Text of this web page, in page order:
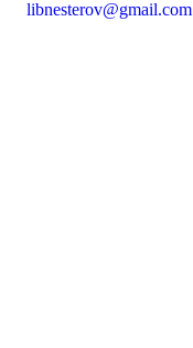
libnesterov@gmail.com